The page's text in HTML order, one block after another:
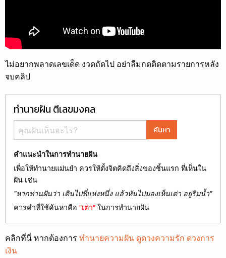
ไม่อยากพลาดเลขเด็ด งวดถัดไป อย่าลืมกดติดตามรายการหลัง
จบคลิป
ทำนายฝัน ตีเลขมงคล
ค้นหา
คำแนะนำในการทำนายฝัน
เพื่อให้ทำนายแม่นยำ ควรให้ตั้งจิตคิดถึงสิ่งของชิ้นแรก ที่เห็นใน
ฝัน เช่น
"หากท่านฝันว่า เดินไปที่แห่งหนึ่ง แล้วหันไปมองเห็นเต่า อยู่ริมน้ำ"
ควรคำที่ใช้ค้นหาคือ "เต่า"ในการทำนายฝัน
คลิกที่นี่ หากต้องการ ทำนายความฝัน ดูดวงความรัก ดวงการ
เงิน